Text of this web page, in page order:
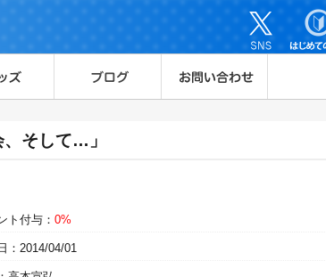
そして…」
ト付与： 0%
：2014/04/01